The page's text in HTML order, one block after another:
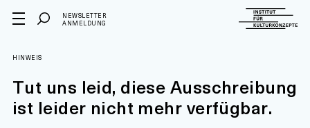
NEWSLETTER
ANMELDUNG
HINWEIS
Tut uns leid, diese Ausschreibung
ist leider nicht mehr verfügbar.